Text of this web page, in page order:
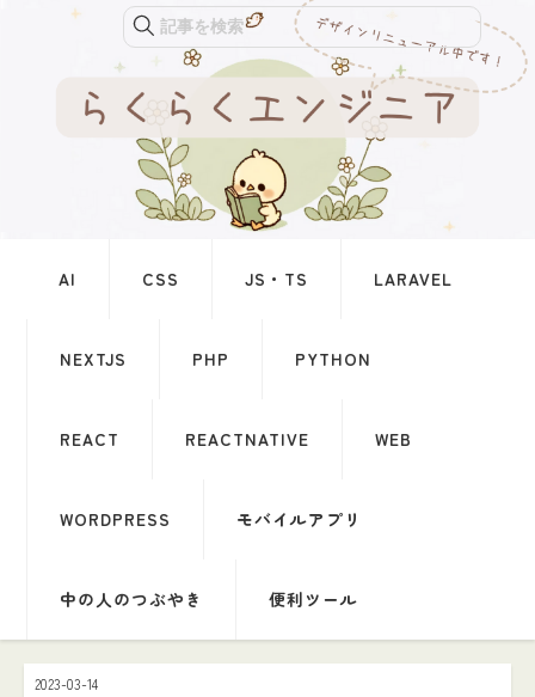
記事を検索
AI CSS JS・TS LARAVEL
NEXTJS PHP PYTHON
REACT REACTNATIVE WEB
WORDPRESS モバイルアプリ
中の人のつぶやき 便利ツール
2023-03-14